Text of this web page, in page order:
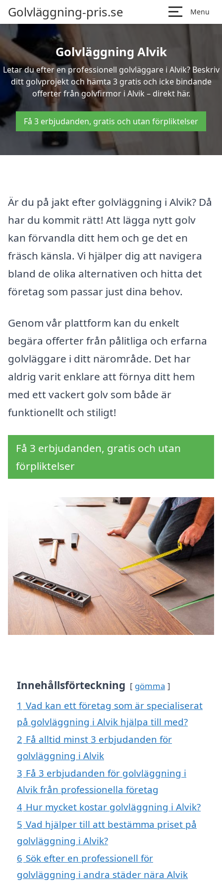
Golvläggning-pris.se Menu
Golvläggning Alvik
Letar du efter en professionell golvläggare i Alvik? Beskriv
ditt golvprojekt och hämta 3 gratis och icke bindande
offerter från golvfirmor i Alvik – direkt här.
Få 3 erbjudanden, gratis och utan förpliktelser
Är du på jakt efter golvläggning i Alvik? Då
har du kommit rätt! Att lägga nytt golv
kan förvandla ditt hem och ge det en
fräsch känsla. Vi hjälper dig att navigera
bland de olika alternativen och hitta det
företag som passar just dina behov.
Genom vår plattform kan du enkelt
begära offerter från pålitliga och erfarna
golvläggare i ditt närområde. Det har
aldrig varit enklare att förnya ditt hem
med ett vackert golv som både är
funktionellt och stiligt!
Få 3 erbjudanden, gratis och utan
förpliktelser
Innehållsförteckning gömma
1 Vad kan ett företag som är specialiserat
på golvläggning i Alvik hjälpa till med?
2 Få alltid minst 3 erbjudanden för
golvläggning i Alvik
3 Få 3 erbjudanden för golvläggning i
Alvik från professionella företag
4 Hur mycket kostar golvläggning i Alvik?
5 Vad hjälper till att bestämma priset på
golvläggning i Alvik?
6 Sök efter en professionell för
golvläggning i andra städer nära Alvik